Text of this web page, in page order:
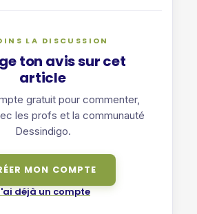
LA DISCUSSION
ton avis sur cet
article
gratuit pour commenter,
les profs et la communauté
Dessindigo.
MON COMPTE
déjà un compte